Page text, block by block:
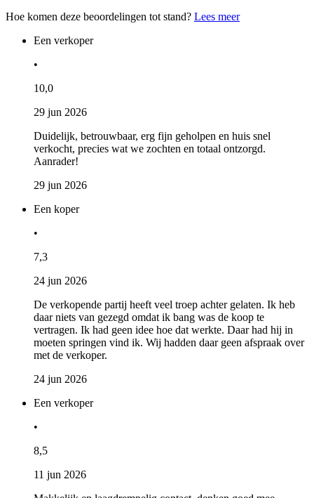
Hoe komen deze beoordelingen tot stand? Lees meer
Een verkoper
•
10,0
29 jun 2026
Duidelijk, betrouwbaar, erg fijn geholpen en huis snel
verkocht, precies wat we zochten en totaal ontzorgd.
Aanrader!
29 jun 2026
Een koper
•
7,3
24 jun 2026
De verkopende partij heeft veel troep achter gelaten. Ik heb
daar niets van gezegd omdat ik bang was de koop te
vertragen. Ik had geen idee hoe dat werkte. Daar had hij in
moeten springen vind ik. Wij hadden daar geen afspraak over
met de verkoper.
24 jun 2026
Een verkoper
•
8,5
11 jun 2026